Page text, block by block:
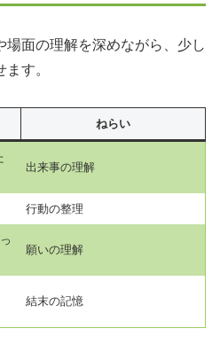
場面の理解を深めながら、少し
す。
ねらい
出来事の理解
行動の整理
願いの理解
結末の記憶